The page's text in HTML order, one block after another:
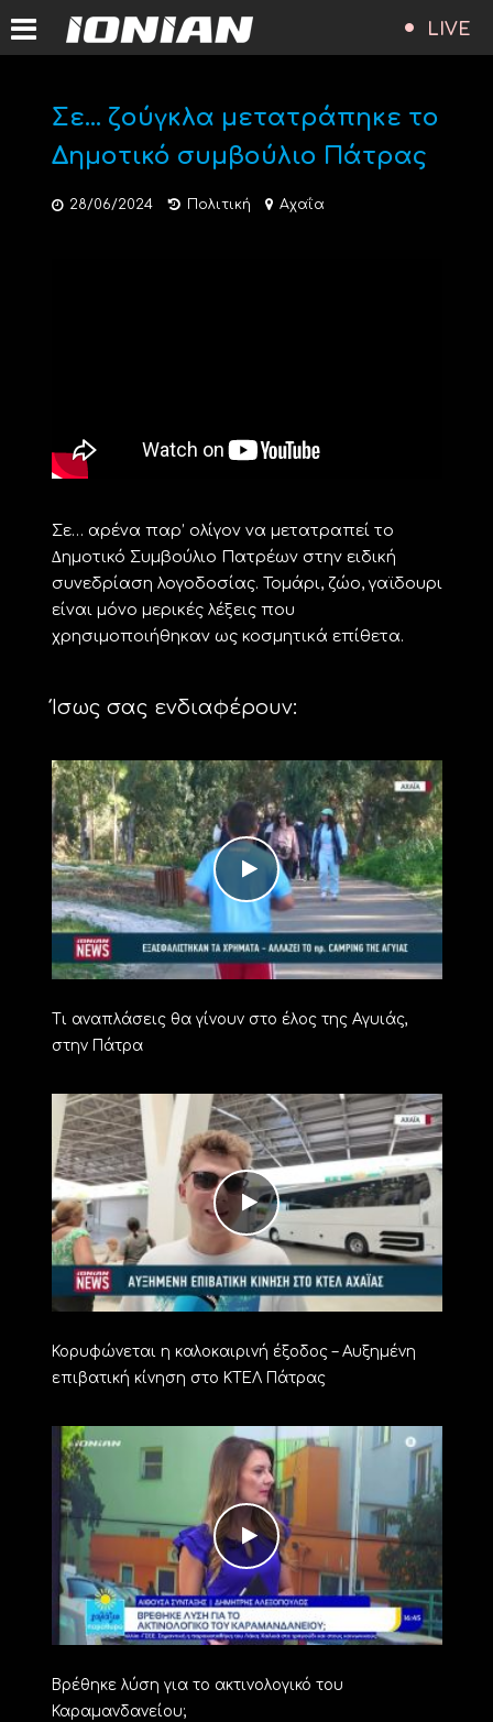
LIVE
Σε… ζούγκλα μετατράπηκε το
Δημοτικό συμβούλιο Πάτρας
28/06/2024 Πολιτική Αχαΐα
Σε… αρένα παρ’ ολίγον να μετατραπεί το
∆ημοτικό Συμβούλιο Πατρέων στην ειδική
συνεδρίαση λογοδοσίας. Τομάρι, ζώο, γαϊδουρι
είναι μόνο μερικές λέξεις που
χρησιμοποιήθηκαν ως κοσμητικά επίθετα.
Ίσως σας ενδιαφέρουν:
Τι αναπλάσεις θα γίνουν στο έλος της Αγυιάς,
στην Πάτρα
Κορυφώνεται η καλοκαιρινή έξοδος – Αυξημένη
επιβατική κίνηση στο ΚΤΕΛ Πάτρας
Βρέθηκε λύση για το ακτινολογικό του
Καραμανδανείου;